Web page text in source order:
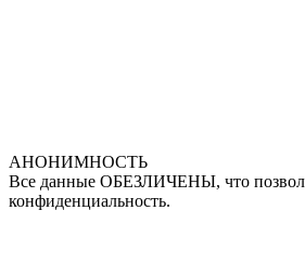
АНОНИМНОСТЬ
Все данные ОБЕЗЛИЧЕНЫ, что
конфиденциальность.